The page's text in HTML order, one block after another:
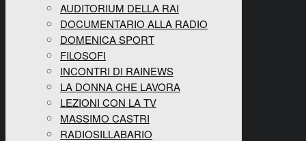
AUDITORIUM DELLA RAI
DOCUMENTARIO ALLA RADIO
DOMENICA SPORT
FILOSOFI
INCONTRI DI RAINEWS
LA DONNA CHE LAVORA
LEZIONI CON LA TV
MASSIMO CASTRI
RADIOSILLABARIO